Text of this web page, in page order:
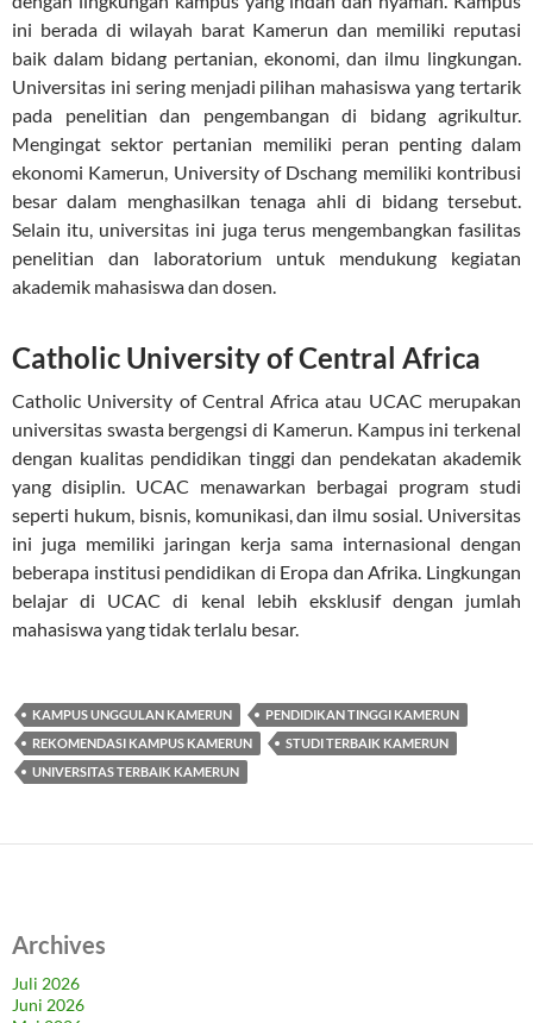
ini berada di wilayah barat Kamerun dan memiliki reputasi
baik dalam bidang pertanian, ekonomi, dan ilmu lingkungan.
Universitas ini sering menjadi pilihan mahasiswa yang tertarik
pada penelitian dan pengembangan di bidang agrikultur.
Mengingat sektor pertanian memiliki peran penting dalam
ekonomi Kamerun, University of Dschang memiliki kontribusi
besar dalam menghasilkan tenaga ahli di bidang tersebut.
Selain itu, universitas ini juga terus mengembangkan fasilitas
penelitian dan laboratorium untuk mendukung kegiatan
akademik mahasiswa dan dosen.
Catholic University of Central Africa
Catholic University of Central Africa atau UCAC merupakan
universitas swasta bergengsi di Kamerun. Kampus ini terkenal
dengan kualitas pendidikan tinggi dan pendekatan akademik
yang disiplin. UCAC menawarkan berbagai program studi
seperti hukum, bisnis, komunikasi, dan ilmu sosial. Universitas
ini juga memiliki jaringan kerja sama internasional dengan
beberapa institusi pendidikan di Eropa dan Afrika. Lingkungan
belajar di UCAC di kenal lebih eksklusif dengan jumlah
mahasiswa yang tidak terlalu besar.
KAMPUS UNGGULAN KAMERUN
PENDIDIKAN TINGGI KAMERUN
REKOMENDASI KAMPUS KAMERUN
STUDI TERBAIK KAMERUN
UNIVERSITAS TERBAIK KAMERUN
Archives
Juli 2026
Juni 2026